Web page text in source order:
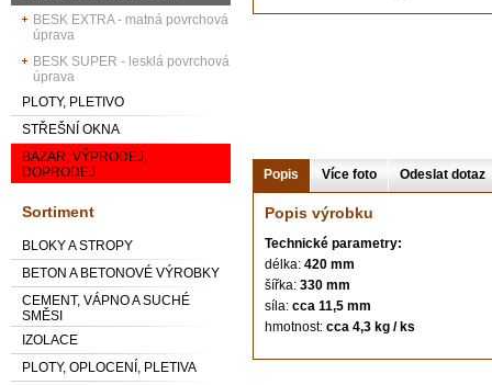
BESK EXTRA - matná povrchová
úprava
BESK SUPER - lesklá povrchová
úprava
PLOTY, PLETIVO
STŘEŠNÍ OKNA
BAZAR, VÝPRODEJ,
DOPRODEJ
Sortiment
BLOKY A STROPY
BETON A BETONOVÉ VÝROBKY
CEMENT, VÁPNO A SUCHÉ
SMĚSI
IZOLACE
PLOTY, OPLOCENÍ, PLETIVA
Popis Více foto Odeslat dotaz
Popis výrobku
Technické parametry:
délka: 420 mm
šířka: 330 mm
síla: cca 11,5 mm
hmotnost: cca 4,3 kg / ks